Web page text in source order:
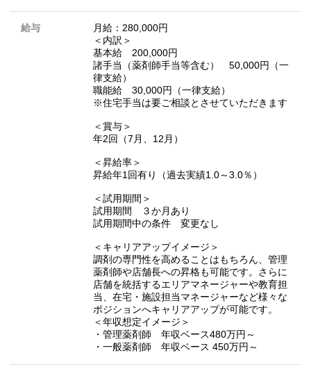
給与
月給：280,000円
＜内訳＞
基本給 200,000円
諸手当（薬剤師手当等含む） 50,000円（一
律支給）
職能給 30,000円（一律支給）
※住宅手当は要ご相談とさせていただきます
＜賞与＞
年2回（7月、12月）
＜昇給率＞
昇給年1回有り（過去実績1.0～3.0％）
＜試用期間＞
試用期間 ３か月あり
試用期間中の条件 変更なし
＜キャリアアップイメージ＞
調剤の専門性を高めることはもちろん、管理
薬剤師や店舗長への昇格も可能です。さらに
店舗を統括するエリアマネージャーや教育担
当、在宅・施設担当マネージャーなど様々な
ポジションへキャリアアップが可能です。
＜年収想定イメージ＞
・管理薬剤師 年収ベース480万円～
・一般薬剤師 年収ベース 450万円～